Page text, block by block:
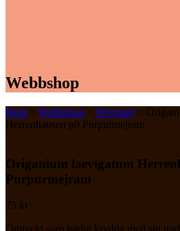
Webbshop
Hem > Webbshop > Perenner>
Herrenhausen p9 Purpurmejram
Origanium laevigatum
Purpurmejram
75 kr